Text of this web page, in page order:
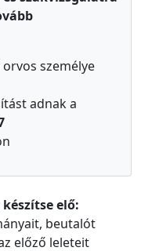
személye
adnak a
elő:
beutalót
előző leleteit